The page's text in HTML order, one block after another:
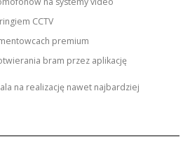
CCTV
premium
bram przez aplikację
na realizację nawet najbardziej